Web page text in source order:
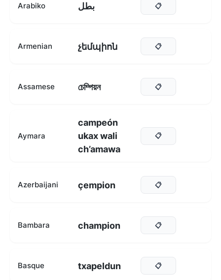
Arabiko بطل 📋
Armenian չեմպիոն 📋
Assamese চেম্পিয়ন 📋
Aymara
campeón
ukax wali
ch’amawa
📋
Azerbaijani çempion 📋
Bambara champion 📋
Basque txapeldun 📋